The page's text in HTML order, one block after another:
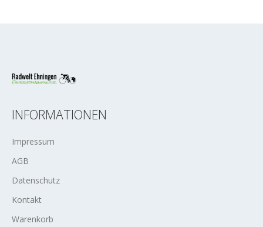
INFORMATIONEN
Impressum
AGB
Datenschutz
Kontakt
Warenkorb